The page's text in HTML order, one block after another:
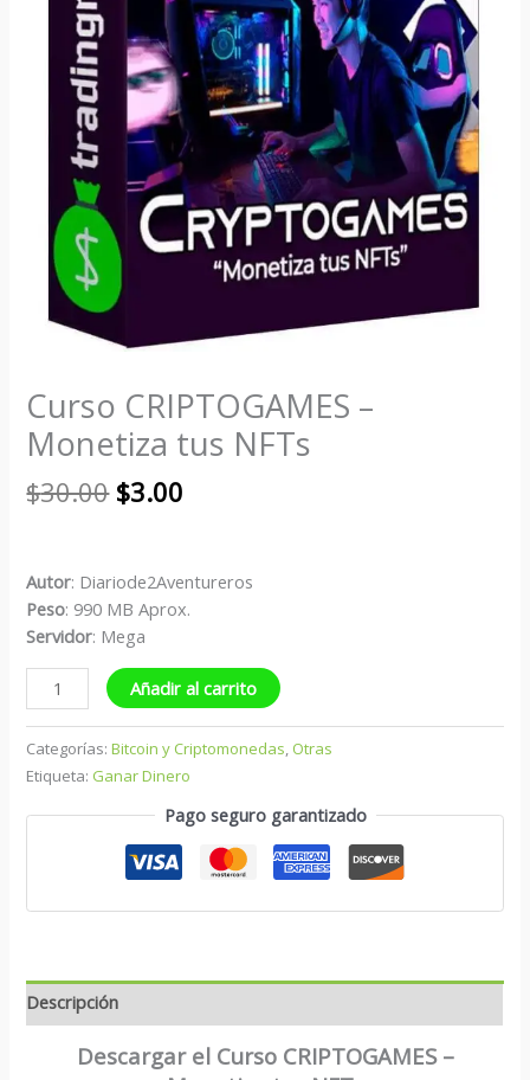
Curso CRIPTOGAMES –
Monetiza tus NFTs
$30.00 $3.00
Autor: Diariode2Aventureros
Peso: 990 MB Aprox.
Servidor: Mega
Añadir al carrito
Categorías:Bitcoin y Criptomonedas, Otras
Etiqueta: Ganar Dinero
Pago seguro garantizado
Descripción
Descargar el Curso CRIPTOGAMES –